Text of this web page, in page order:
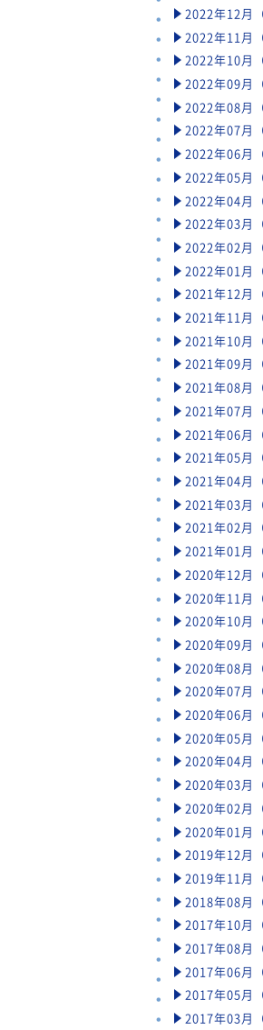
2022年12月
2022年11月
2022年10月
2022年09月
2022年08月
2022年07月
2022年06月
2022年05月
2022年04月
2022年03月
2022年02月
2022年01月
2021年12月
2021年11月
2021年10月
2021年09月
2021年08月
2021年07月
2021年06月
2021年05月
2021年04月
2021年03月
2021年02月
2021年01月
2020年12月
2020年11月
2020年10月
2020年09月
2020年08月
2020年07月
2020年06月
2020年05月
2020年04月
2020年03月
2020年02月
2020年01月
2019年12月
2019年11月
2018年08月
2017年10月
2017年08月
2017年06月
2017年05月
2017年03月